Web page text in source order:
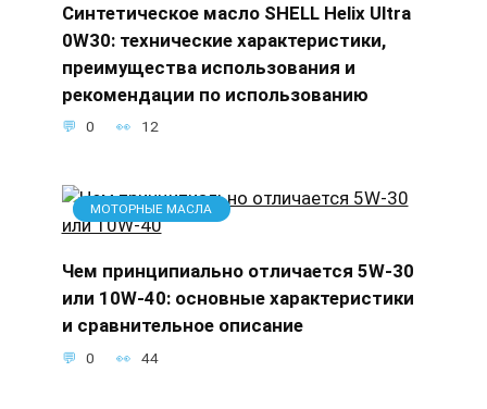
Синтетическое масло SHELL Helix Ultra
0W30: технические характеристики,
преимущества использования и
рекомендации по использованию
0 12
МОТОРНЫЕ МАСЛА
Чем принципиально отличается 5W-30
или 10W-40: основные характеристики
и сравнительное описание
0 44